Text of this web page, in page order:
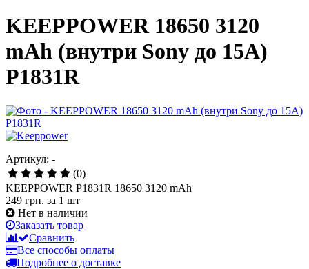
KEEPPOWER 18650 3120
mAh (внутри Sony до 15А)
P1831R
Артикул: -
(0)
KEEPPOWER P1831R 18650 3120 mAh
249 грн. за 1 шт
Нет в наличии
Заказать товар
Сравнить
Все способы оплаты
Подробнее о доставке